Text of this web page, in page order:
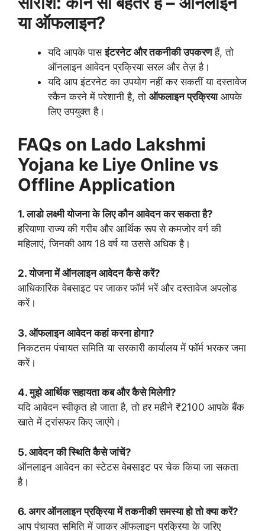
या ऑफलाइन?
यदि आपके पासइंटरनेट और तकनीकी उपकरणहैं, तो
ऑनलाइन आवेदन प्रक्रिया सरल और तेज़ है।
यदि आप इंटरनेट का उपयोग नहीं कर सकतीं या दस्तावेज
स्कैन करने में परेशानी है, तो ऑफलाइन प्रक्रियाआपके
लिए उपयुक्त है।
FAQs on Lado Lakshmi
Yojana ke Liye Online vs
Offline Application
1. लाडो लक्ष्मी योजना के लिए कौन आवेदन कर सकता है?
हरियाणा राज्य की गरीब और आर्थिक रूप से कमजोर वर्ग की
महिलाएं, जिनकी आय 18 वर्ष या उससे अधिक है।
2. योजना में ऑनलाइन आवेदन कैसे करें?
आधिकारिक वेबसाइट पर जाकर फॉर्म भरें और दस्तावेज अपलोड
करें।
3. ऑफलाइन आवेदन कहां करना होगा?
निकटतम पंचायत समिति या सरकारी कार्यालय में फॉर्म भरकर जमा
करें।
4. मुझे आर्थिक सहायता कब और कैसे मिलेगी?
यदि आवेदन स्वीकृत हो जाता है, तो हर महीने ₹2100 आपके बैंक
खाते में ट्रांसफर किए जाएंगे।
5. आवेदन की स्थिति कैसे जांचें?
ऑनलाइन आवेदन का स्टेटस वेबसाइट पर चेक किया जा सकता
है।
6. अगर ऑनलाइन प्रक्रिया में तकनीकी समस्या हो तो क्या करें?
आप पंचायत समिति में जाकर ऑफलाइन प्रक्रिया के जरिए